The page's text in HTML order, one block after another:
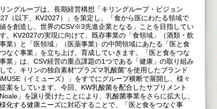
ングループは、長期経営構想「キリングループ・ビジョン
（以下、KV2027）」を策定し、「食から医にわたる領域で
を創造し、世界のCSV※3先進企業となる」ことを目指してい
。KV2027の実現に向けて、既存事業の「食領域」（酒類・飲
業）と「医領域」（医薬事業）の中間領域にあたる「医と食
なぐ事業」を立ち上げ、育成していきます。「医と食をつな
業」は、CSV経営の重点課題の1つである「健康」の取り組み
て、キリンの独自素材“プラズマ乳酸菌”を使用したブランド
iMUSE（イミューズ）」をすでにグループ横断で展開し、様々
案をしています。今回、KW乳酸菌を配合したサプリメント
Noale」を譲り受けたことにより、乳酸菌事業をさらに拡大し、
化する健康ニーズに対応することで、「医と食をつなぐ事